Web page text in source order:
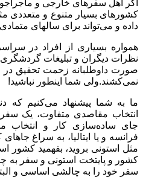
استونی کجاست؟
سفر به استونی
آب و هوای استونی
کیفیت زندگی در استونی
هزینه زندگی در استونی
اگر اهل سفرهای خارجی و
کشورهای بسیار متنوع و متعددی
داده و می‌تواند برای سالهای
همواره بسیاری از افراد در
نظرات دیگران و تبلیغات
صورت داوطلبانه زحمت تحقیق در
نمی‌کشند.ولی شما اینطور نباشید!
ما به شما پیشنهاد می‌کنیم که
انتخاب مقاصدی متفاوت، یک سفر
جای ساده‌سازی کار و انتخاب
فرانسه و یا ایتالیا، به سراغ
مثل استونی بروید، بفهمید کشور
کشور و پایتخت استونی و سفر به
سفر خود را به چالشی اساسی و